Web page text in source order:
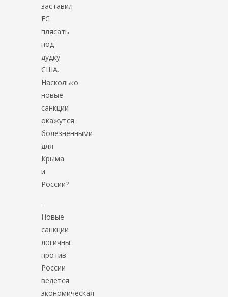
заставил
ЕС
плясать
под
дудку
США.
Насколько
новые
санкции
окажутся
болезненными
для
Крыма
и
России?
–
Новые
санкции
логичны:
против
России
ведется
экономическая